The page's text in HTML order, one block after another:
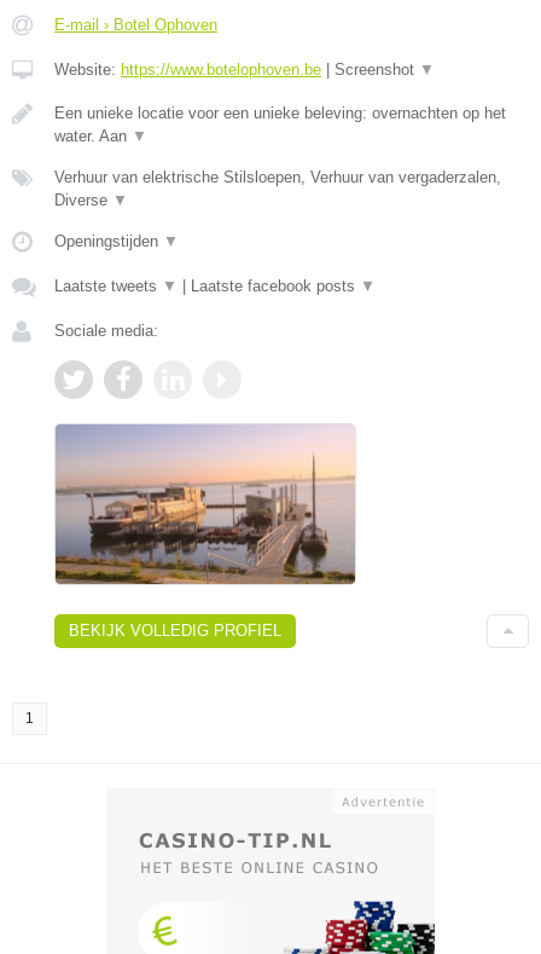
E-mail › Botel Ophoven
Website: https://www.botelophoven.be Screenshot ▼
Een unieke locatie voor een unieke beleving: overnachten op het
water. Aan ▼
Verhuur van elektrische Stilsloepen, Verhuur van vergaderzalen,
Diverse ▼
Openingstijden ▼
Laatste tweets ▼ Laatste facebook posts ▼
Sociale media:
BEKIJK VOLLEDIG PROFIEL
1